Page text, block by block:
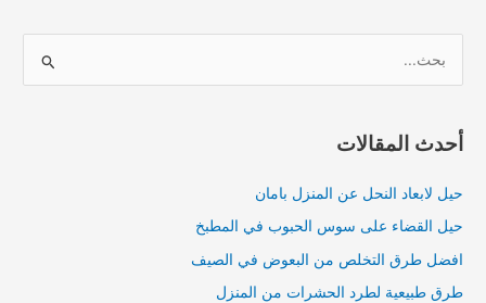
الى
الامارات
|
01003143029ح
ع
ن
:
أحدث المقالات
حيل لابعاد النحل عن المنزل بامان
حيل القضاء على سوس الحبوب في المطبخ
افضل طرق التخلص من البعوض في الصيف
طرق طبيعية لطرد الحشرات من المنزل